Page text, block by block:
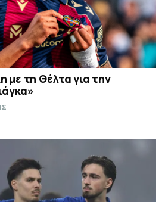
με τη Θέλτα για την